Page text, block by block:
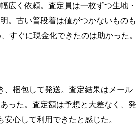
広く依頼。査定員は一枚ずつ生地・
。古い普段着は値がつかないものも
すぐに現金化できたのは助かった。
、梱包して発送。査定結果はメール
った。査定額は予想と大差なく、発
心して利用できたと感じた。